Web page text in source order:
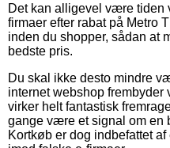
Det kan alligevel være
firmaer efter rabat på Metro
inden du shopper, sådan at
bedste pris.
Du skal ikke desto mindre
internet webshop frembyder
virker helt fantastisk
gange være et signal om en
Kortkøb er dog indbefattet